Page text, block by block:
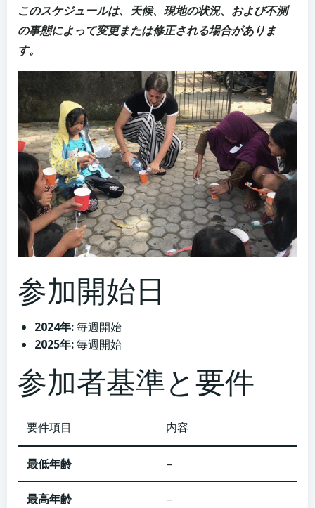
このスケジュールは、天候、現地の状況、および不測
の事態によって変更または修正される場合がありま
す。
参加開始日
2024年:毎週開始
2025年:毎週開始
参加者基準と要件
要件項目 内容
最低年齢 –
最高年齢 –